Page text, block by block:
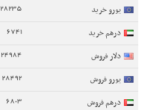
یورو خرید 28235
درهم خرید 6741
دلار فروش 24984
یورو فروش 28492
درهم فروش 6803